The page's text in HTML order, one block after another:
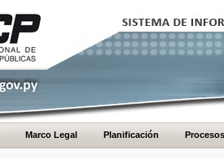
Marco Legal Planificación Procesos